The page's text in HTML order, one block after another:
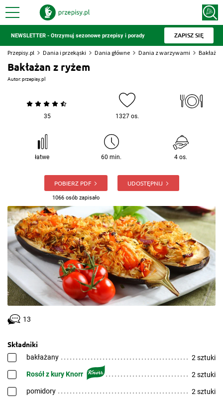
NEWSLETTER - Otrzymuj sezonowe przepisy i porady ZAPISZ SIĘ
Przepisy.pl Dania i przekąski Dania główne Dania z warzywami
Bakłażan z ryżem
Autor:przepisy.pl
35 1327 os.
łatwe 60 min. 4 os.
POBIERZ PDF
1066 osób zapisało
UDOSTĘPNIJ
13
Składniki
bakłażany 2 sztuki
Rosół z kury Knorr 2 sztuki
pomidory 2 sztuki